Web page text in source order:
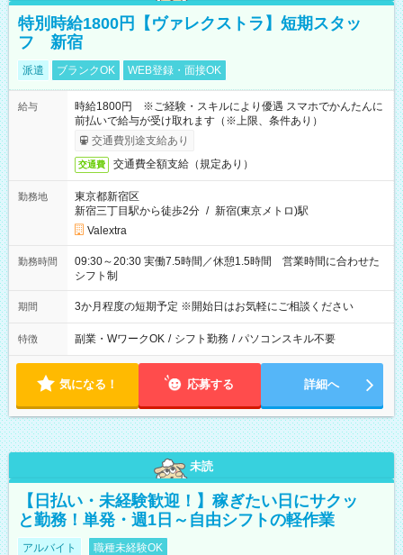
特別時給1800円【ヴァレクストラ】短期スタッ
フ 新宿
派遣 ブランクOK WEB登録・面接OK
給与
時給1800円 ※ご経験・スキルにより優遇 スマホでかんたんに
前払いで給与が受け取れます（※上限、条件あり）
交通費別途支給あり
交通費 交通費全額支給（規定あり）
勤務地
東京都新宿区
新宿三丁目駅から徒歩2分 / 新宿(東京メトロ)駅
Valextra
勤務時間
09:30～20:30 実働7.5時間／休憩1.5時間 営業時間に合わせた
シフト制
期間 3か月程度の短期予定 ※開始日はお気軽にご相談ください
特徴 副業・WワークOK / シフト勤務 / パソコンスキル不要
気になる！ 応募する 詳細へ
未読
【日払い・未経験歓迎！】稼ぎたい日にサクッ
と勤務！単発・週1日～自由シフトの軽作業
アルバイト 職種未経験OK